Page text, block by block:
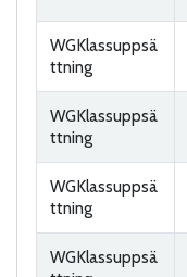
WGKlassuppsä
ttning
WGKlassuppsä
ttning
WGKlassuppsä
ttning
WGKlassuppsä